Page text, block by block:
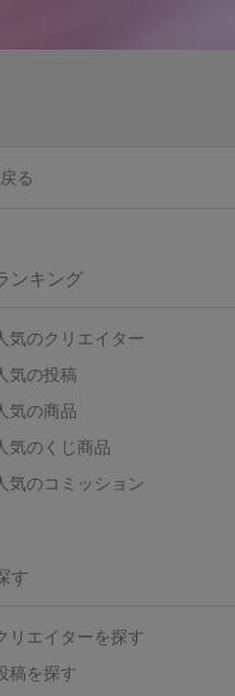
る
ンキング
気のクリエイター
気の投稿
気の商品
気のくじ商品
気のコミッション
す
リエイターを探す
稿を探す